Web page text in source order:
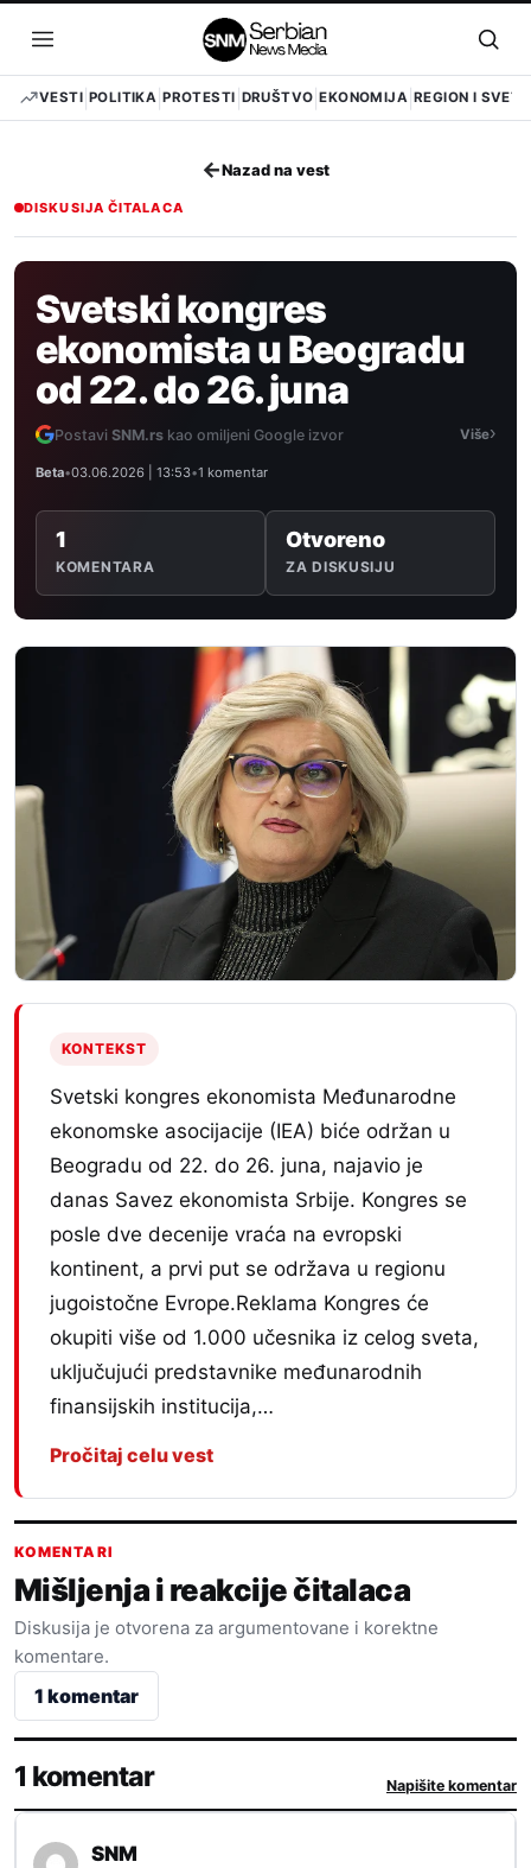
sadržaj
Otvori
meni
VESTI POLITIKA PROTESTI DRUŠTVO EKONOMIJA REGION I SVET
←Nazad na vest
DISKUSIJA ČITALACA
Svetski kongres
ekonomista u Beogradu
od 22. do 26. juna
Postavi SNM.rs kao omiljeni Google izvor Više›
Beta•03.06.2026 | 13:53•1 komentar
1
KOMENTARA
Otvoreno
ZA DISKUSIJU
KONTEKST
Svetski kongres ekonomista Međunarodne
ekonomske asocijacije (IEA) biće održan u
Beogradu od 22. do 26. juna, najavio je
danas Savez ekonomista Srbije. Kongres se
posle dve decenije vraća na evropski
kontinent, a prvi put se održava u regionu
jugoistočne Evrope.Reklama Kongres će
okupiti više od 1.000 učesnika iz celog sveta,
uključujući predstavnike međunarodnih
finansijskih institucija,…
Pročitaj celu vest
KOMENTARI
Mišljenja i reakcije čitalaca
Diskusija je otvorena za argumentovane i korektne
komentare.
1 komentar
1 komentar Napišite komentar
SNM